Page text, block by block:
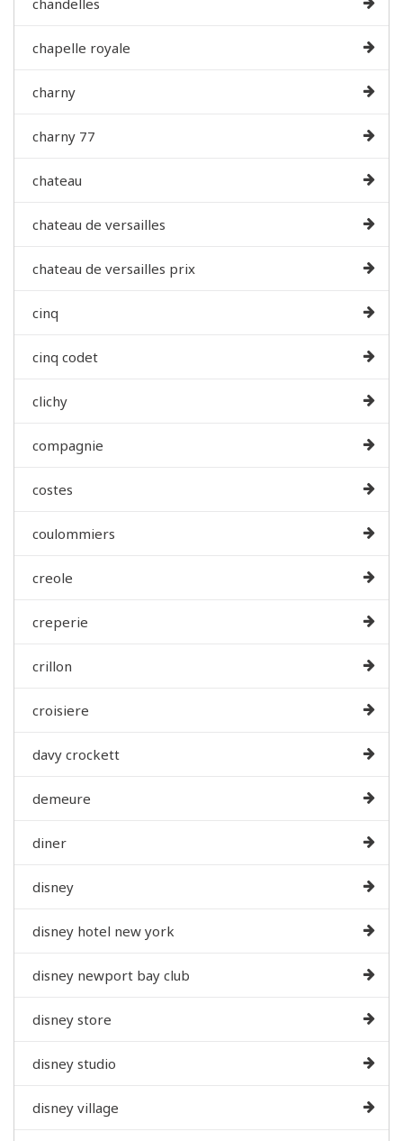
chapelle royale
charny
charny 77
chateau
chateau de versailles
chateau de versailles prix
cinq
cinq codet
clichy
compagnie
costes
coulommiers
creole
creperie
crillon
croisiere
davy crockett
demeure
diner
disney
disney hotel new york
disney newport bay club
disney store
disney studio
disney village